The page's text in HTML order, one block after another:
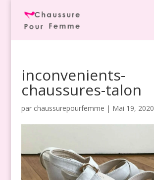
inconvenients-
chaussures-talon
par chaussurepourfemme | Mai 19, 2020